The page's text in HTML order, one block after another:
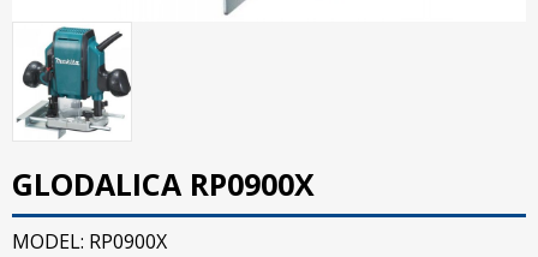
GLODALICA RP0900X
MODEL: RP0900X